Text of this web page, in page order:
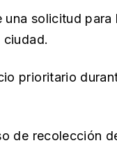
una solicitud
prioritario
de recolección